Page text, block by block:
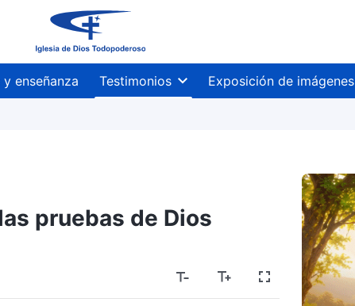
y enseñanza Testimonios Exposición de imágenes
pruebas de Dios